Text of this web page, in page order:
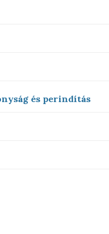
és perindítás